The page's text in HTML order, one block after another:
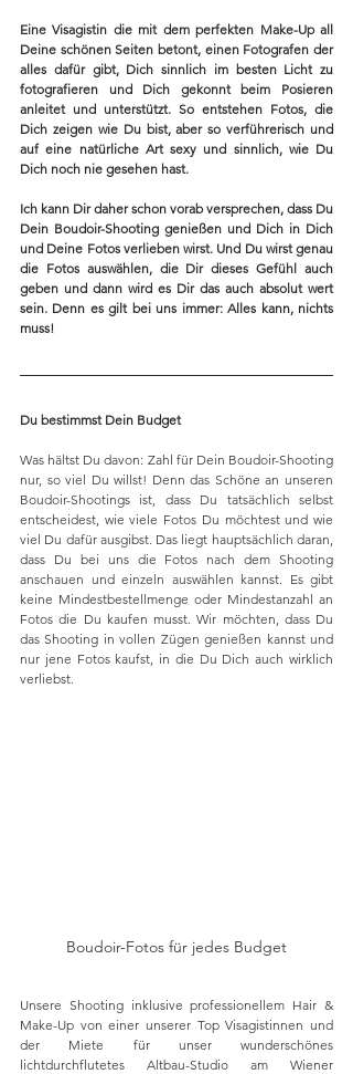
Eine Visagistin die mit dem perfekten Make-Up all
Deine schönen Seiten betont, einen Fotografen der
alles dafür gibt, Dich sinnlich im besten Licht zu
fotografieren und Dich gekonnt beim Posieren
anleitet und unterstützt. So entstehen Fotos, die
Dich zeigen wie Du bist, aber so verführerisch und
auf eine natürliche Art sexy und sinnlich, wie Du
Dich noch nie gesehen hast.
Ich kann Dir daher schon vorab versprechen, dass Du
Dein Boudoir-Shooting genießen und Dich in Dich
und Deine Fotos verlieben wirst. Und Du wirst genau
die Fotos auswählen, die Dir dieses Gefühl auch
geben und dann wird es Dir das auch absolut wert
sein. Denn es gilt bei uns immer: Alles kann, nichts
muss!
Du bestimmst Dein Budget
Was hältst Du davon: Zahl für Dein Boudoir-Shooting
nur, so viel Du willst! Denn das Schöne an unseren
Boudoir-Shootings ist, dass Du tatsächlich selbst
entscheidest, wie viele Fotos Du möchtest und wie
viel Du dafür ausgibst. Das liegt hauptsächlich daran,
dass Du bei uns die Fotos nach dem Shooting
anschauen und einzeln auswählen kannst. Es gibt
keine Mindestbestellmenge oder Mindestanzahl an
Fotos die Du kaufen musst. Wir möchten, dass Du
das Shooting in vollen Zügen genießen kannst und
nur jene Fotos kaufst, in die Du Dich auch wirklich
verliebst.
Boudoir-Fotos für jedes Budget
Unsere Shooting inklusive professionellem Hair &
Make-Up von einer unserer Top Visagistinnen und
der Miete für unser wunderschönes
lichtdurchflutetes Altbau-Studio am Wiener